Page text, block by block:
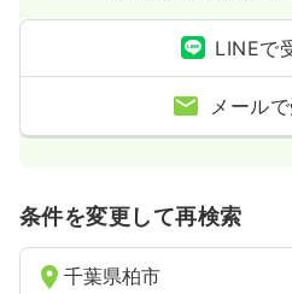
LINEで
メール
条件を変更して再検索
千葉県柏市